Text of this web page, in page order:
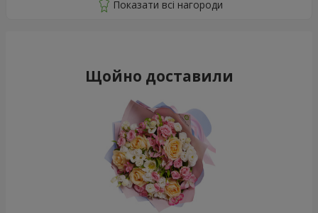
Щойно доставили